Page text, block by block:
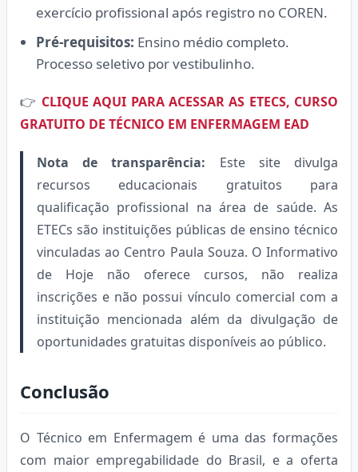
exercício profissional após registro no COREN.
Pré-requisitos: Ensino médio completo.
Processo seletivo por vestibulinho.
👉 CLIQUE AQUI PARA ACESSAR AS ETECS, CURSO
GRATUITO DE TÉCNICO EM ENFERMAGEM EAD
Nota de transparência: Este site divulga
recursos educacionais gratuitos para
qualificação profissional na área de saúde. As
ETECs são instituições públicas de ensino técnico
vinculadas ao Centro Paula Souza. O Informativo
de Hoje não oferece cursos, não realiza
inscrições e não possui vínculo comercial com a
instituição mencionada além da divulgação de
oportunidades gratuitas disponíveis ao público.
Conclusão
O Técnico em Enfermagem é uma das formações
com maior empregabilidade do Brasil, e a oferta